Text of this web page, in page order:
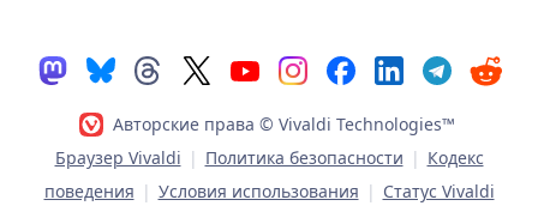
Авторские права © Vivaldi Technologies™
Браузер Vivaldi | Политика безопасности | Кодекс
поведения | Условия использования | Статус Vivaldi